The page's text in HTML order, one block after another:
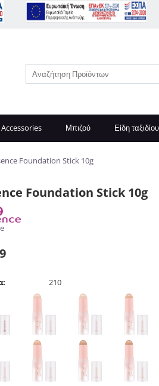
Accessories Μπιζού Είδη ταξιδίου
Foundation Stick 10g
Foundation Stick 10g
210